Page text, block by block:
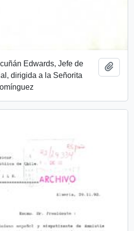
Edwards, Jefe de
dirigida a la Señorita